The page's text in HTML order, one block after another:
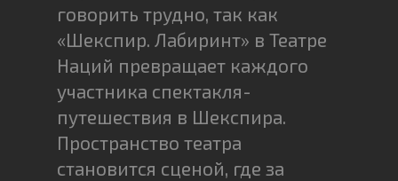
говорить трудно, так как
«Шекспир. Лабиринт» в Театре
Наций превращает каждого
участника спектакля-
путешествия в Шекспира.
Пространство театра
становится сценой, где за